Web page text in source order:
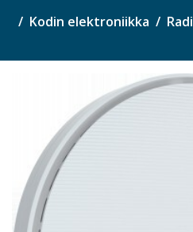
Kodin elektroniikka